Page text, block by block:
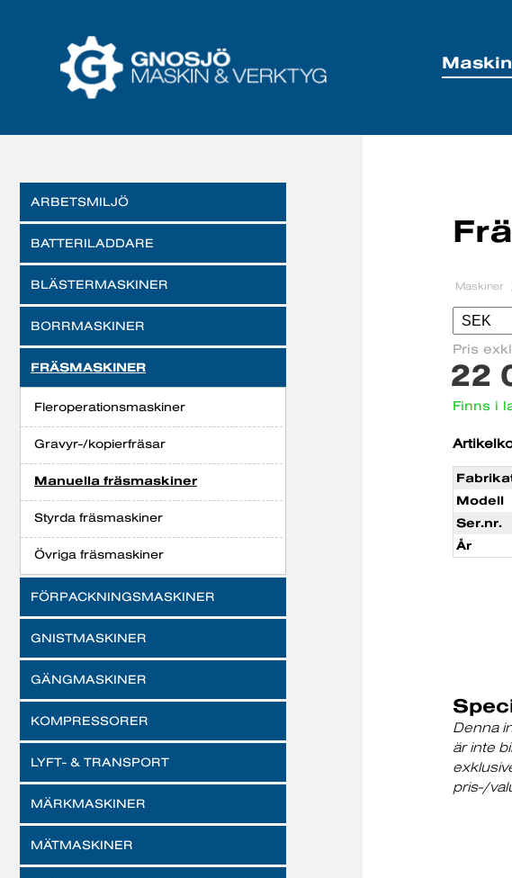
ARBETSMILJÖ
BATTERILADDARE
BLÄSTERMASKINER
BORRMASKINER
FRÄSMASKINER
Fleroperationsmaskiner
Gravyr-/kopierfräsar
Manuella fräsmaskiner
Styrda fräsmaskiner
Övriga fräsmaskiner
FÖRPACKNINGSMASKINER
GNISTMASKINER
GÄNGMASKINER
KOMPRESSORER
LYFT- & TRANSPORT
MÄRKMASKINER
MÄTMASKINER
Maskiner
Pris
22
Finns i
Modell
Ser.nr.
År
Denna
är inte
pris-/